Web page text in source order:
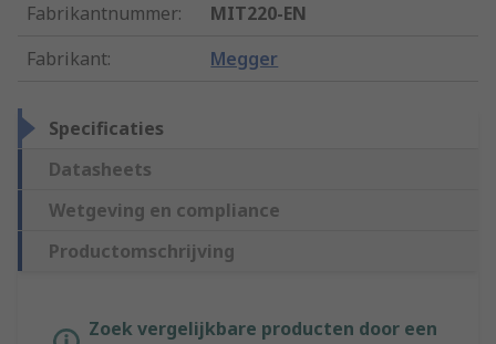
Fabrikantnummer:
MIT220-EN
Fabrikant: Megger
Specificaties
Datasheets
Wetgeving en compliance
Productomschrijving
Zoek vergelijkbare producten door een